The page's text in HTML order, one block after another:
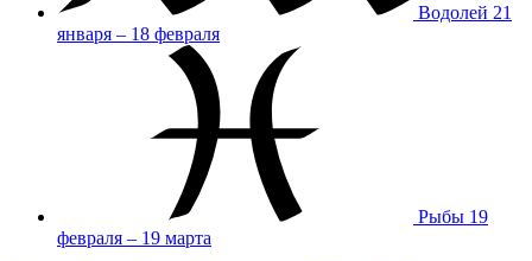
Водолей 21
января – 18 февраля
Рыбы 19
февраля – 19 марта